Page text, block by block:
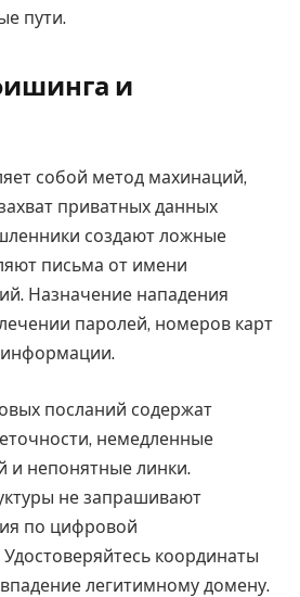
пути.
и
собой метод махинаций,
приватных данных
создают ложные
письма от имени
Назначение нападения
паролей, номеров карт
посланий содержат
немедленные
и непонятные линки.
не запрашивают
по цифровой
координаты
легитимному домену.